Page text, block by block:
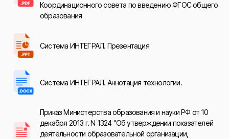
Координационного совета по введению ФГОС общего
образования
Система ИНТЕГРАЛ. Презентация
Система ИНТЕГРАЛ. Аннотация технологии.
Приказ Министерства образования и науки РФ от 10
декабря 2013 г. N 1324 "Об утверждении показателей
деятельности образовательной организации,